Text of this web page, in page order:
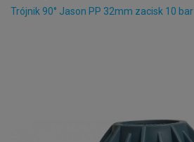
Trójnik 90° Jason PP 32mm zacisk 10 bar